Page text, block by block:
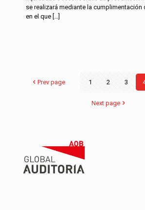
se realizará mediante la cumplimentación
en el que
Prev page 1 2 3
Next page